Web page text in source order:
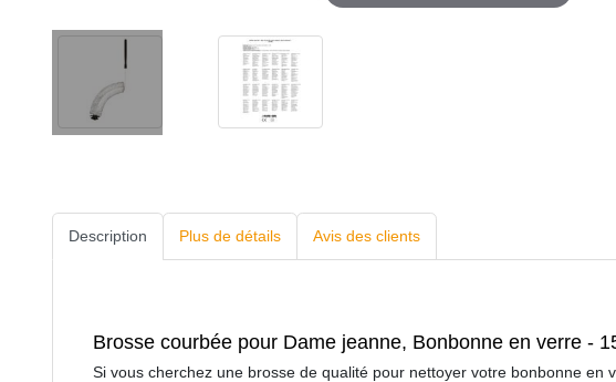
Description Plus de détails Avis des clients
Brosse courbée pour Dame jeanne, Bonbonne en verre -
Si vous cherchez une brosse de qualité pour nettoyer votre bonbonne en